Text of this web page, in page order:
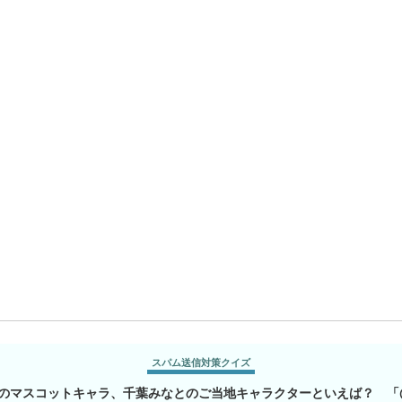
スパム送信対策クイズ
マスコットキャラ、千葉みなとのご当地キャラクターといえば